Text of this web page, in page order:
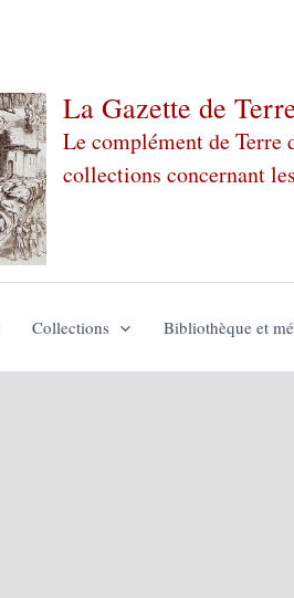
La Gazette de
Le complément de Terre
collections concernant
Collections Bibliothèque et